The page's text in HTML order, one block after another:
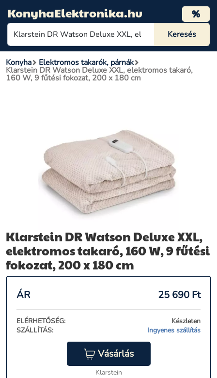
KonyhaElektronika.hu %
Konyha Elektromos takarók, párnák
Klarstein DR Watson Deluxe XXL, elektromos takaró,
160 W, 9 fűtési fokozat, 200 x 180 cm
Klarstein DR Watson Deluxe XXL,
elektromos takaró, 160 W, 9 fűtési
fokozat, 200 x 180 cm
ÁR 25 690 Ft
ELÉRHETŐSÉG:
Készleten
SZÁLLÍTÁS:
Ingyenes szállítás
Vásárlás
Klarstein